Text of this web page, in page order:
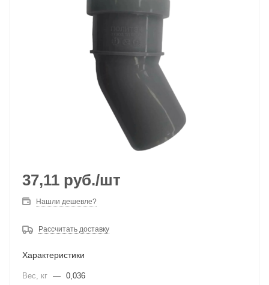
37,11 руб./шт
Нашли дешевле?
Рассчитать доставку
Характеристики
Вес, кг — 0,036